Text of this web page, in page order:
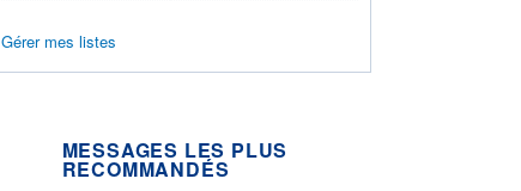
Gérer mes listes
MESSAGES LES PLUS
RECOMMANDÉS